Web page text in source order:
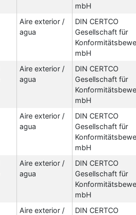
mbH
Aire exterior /
agua
DIN CERTCO
Gesellschaft für
mbH
Aire exterior /
agua
DIN CERTCO
Gesellschaft für
mbH
Aire exterior /
agua
DIN CERTCO
Gesellschaft für
mbH
Aire exterior /
agua
DIN CERTCO
Gesellschaft für
mbH
Aire exterior /
DIN CERTCO